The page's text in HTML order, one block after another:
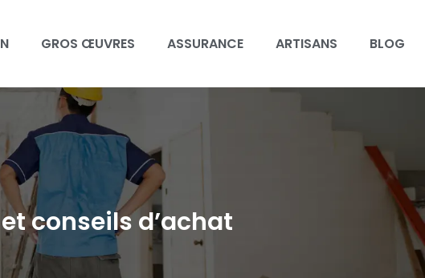
GROS ŒUVRES ASSURANCE ARTISANS BLOG
conseils d’achat